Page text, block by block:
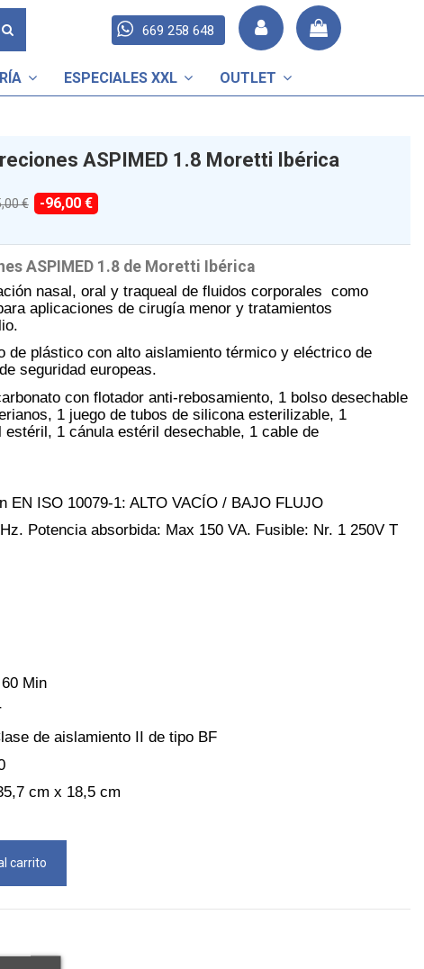
669 258 648
ESPECIALES XXL OUTLET
ASPIMED 1.8 Moretti Ibérica
€ -96,00 €
ASPIMED 1.8 de Moretti Ibérica
nasal, oral y traqueal de fluidos corporales como
aplicaciones de cirugía menor y tratamientos
de plástico con alto aislamiento térmico y eléctrico de
seguridad europeas.
con flotador anti-rebosamiento, 1 bolso desechable
1 juego de tubos de silicona esterilizable, 1
estéril, 1 cánula estéril desechable, 1 cable de
EN ISO 10079-1: ALTO VACÍO / BAJO FLUJO
Potencia absorbida: Max 150 VA. Fusible: Nr. 1 250V T
Min
de aislamiento II de tipo BF
cm x 18,5 cm
carrito